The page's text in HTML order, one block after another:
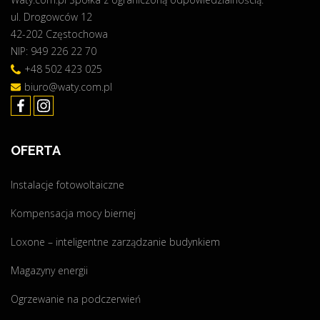
k
ó
w
"
ul. Drogowców 12
42-202 Częstochowa
NIP: 949 226 22 70
+48 502 423 025
biuro@waty.com.pl
OFERTA
Instalacje fotowoltaiczne
Kompensacja mocy biernej
Loxone – inteligentne zarządzanie budynkiem
Magazyny energii
Ogrzewanie na podczerwień